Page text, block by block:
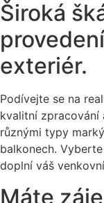
Široká
exteriér.
Podívejte se na
kvalitní zpracování
různými typy
balkonech.
doplní váš
Máte